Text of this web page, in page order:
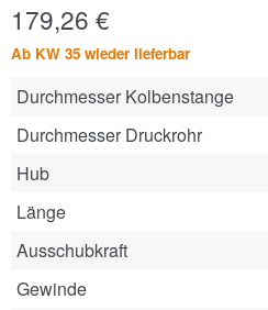
179,26 €
Ab KW 35 wieder lieferbar
Durchmesser Kolbenstange
Durchmesser Druckrohr
Hub
Länge
Ausschubkraft
Gewinde